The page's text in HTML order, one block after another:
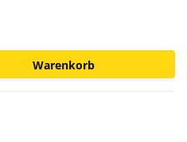
Warenkorb